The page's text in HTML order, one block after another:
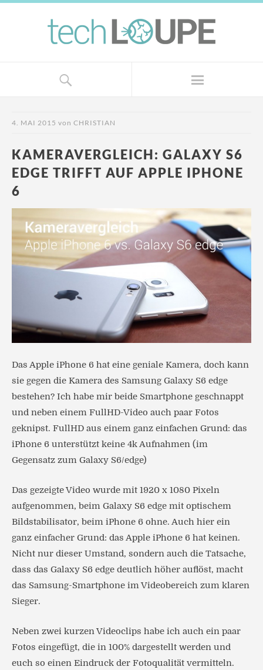
4. MAI 2015 von CHRISTIAN
KAMERAVERGLEICH: GALAXY S6
EDGE TRIFFT AUF APPLE IPHONE
6
Das Apple iPhone 6 hat eine geniale Kamera, doch kann
sie gegen die Kamera des Samsung Galaxy S6 edge
bestehen? Ich habe mir beide Smartphone geschnappt
und neben einem FullHD-Video auch paar Fotos
geknipst. FullHD aus einem ganz einfachen Grund: das
iPhone 6 unterstützt keine 4k Aufnahmen (im
Gegensatz zum Galaxy S6/edge)
Das gezeigte Video wurde mit 1920 x 1080 Pixeln
aufgenommen, beim Galaxy S6 edge mit optischem
Bildstabilisator, beim iPhone 6 ohne. Auch hier ein
ganz einfacher Grund: das Apple iPhone 6 hat keinen.
Nicht nur dieser Umstand, sondern auch die Tatsache,
dass das Galaxy S6 edge deutlich höher auflöst, macht
das Samsung-Smartphone im Videobereich zum klaren
Sieger.
Neben zwei kurzen Videoclips habe ich auch ein paar
Fotos eingefügt, die in 100% dargestellt werden und
euch so einen Eindruck der Fotoqualität vermitteln.